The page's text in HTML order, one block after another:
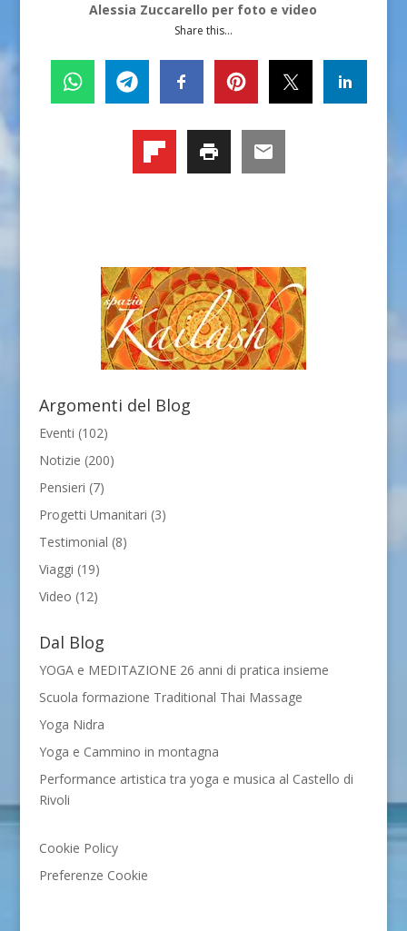
Alessia Zuccarello per foto e video
Share this...
Argomenti del Blog
Eventi (102)
Notizie (200)
Pensieri (7)
Progetti Umanitari (3)
Testimonial (8)
Viaggi (19)
Video (12)
Dal Blog
YOGA e MEDITAZIONE 26 anni di pratica insieme
Scuola formazione Traditional Thai Massage
Yoga Nidra
Yoga e Cammino in montagna
Performance artistica tra yoga e musica al Castello di
Rivoli
Cookie Policy
Preferenze Cookie